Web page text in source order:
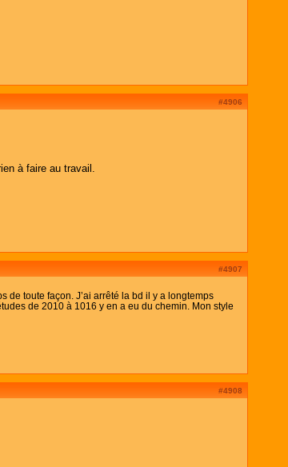
#4906
à faire au travail.
#4907
de toute façon. J’ai arrêté la bd il y a longtemps
de 2010 à 1016 y en a eu du chemin. Mon style
#4908